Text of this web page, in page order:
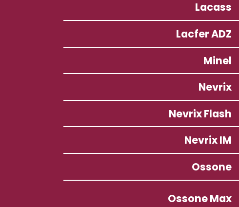
Lacass
Lacfer ADZ
Minel
Nevrix
Nevrix Flash
Nevrix IM
Ossone
Ossone Max